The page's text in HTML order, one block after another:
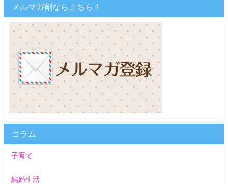
メルマガ割ならこちら！
コラム
子育て
結婚生活